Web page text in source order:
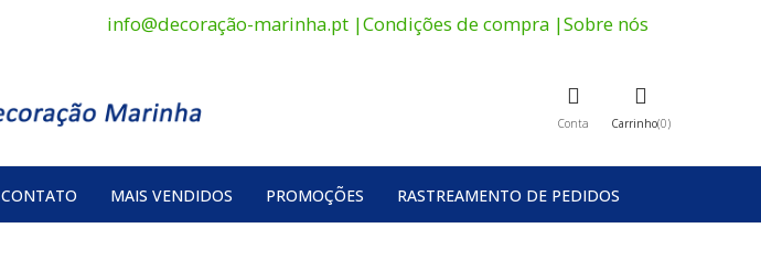
info@decoração-marinha.pt |Condições de compra |Sobre nós
Conta Carrinho 0
CONTATO MAIS VENDIDOS PROMOÇÕES RASTREAMENTO DE PEDIDOS